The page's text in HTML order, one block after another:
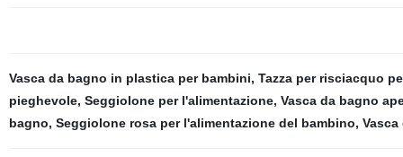
Vasca da bagno in plastica per bambini, Tazza per risciacquo
pieghevole, Seggiolone per l'alimentazione, Vasca da bagno
bagno, Seggiolone rosa per l'alimentazione del bambino,